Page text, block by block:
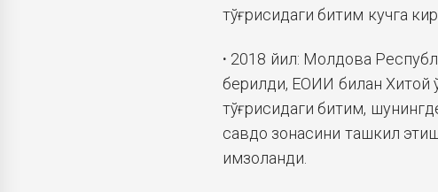
тўғрисидаги битим кучга
· 2018 йил: Молдова
берилди, ЕОИИ билан Хитой
тўғрисидаги битим,
савдо зонасини ташкил
имзоланди.